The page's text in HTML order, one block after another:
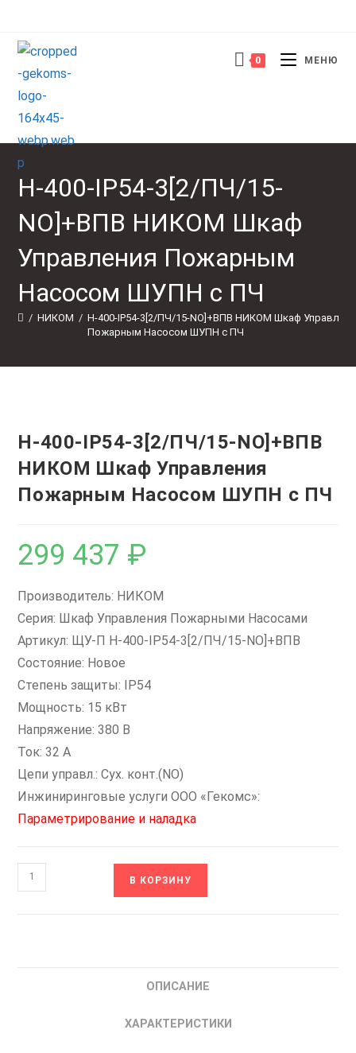
содержимому
0 МЕНЮ
Н-400-IP54-3[2/ПЧ/15-
NO]+ВПВ НИКОМ Шкаф
Управления Пожарным
Насосом ШУПН с ПЧ
/ НИКОМ / Н-400-IP54-3[2/ПЧ/15-NO]+ВПВ НИКОМ Шкаф
Пожарным Насосом ШУПН с ПЧ
Н-400-IP54-3[2/ПЧ/15-NO]+ВПВ
НИКОМ Шкаф Управления
Пожарным Насосом ШУПН с ПЧ
299 437 ₽
Производитель: НИКОМ
Серия: Шкаф Управления Пожарными Насосами
Артикул: ЩУ-П Н-400-IP54-3[2/ПЧ/15-NO]+ВПВ
Состояние: Новое
Степень защиты: IP54
Мощность: 15 кВт
Напряжение: 380 В
Ток: 32 А
Цепи управл.: Сух. конт.(NO)
Инжиниринговые услуги ООО «Гекомс»:
Параметрирование и наладка
Количество
товара
В КОРЗИНУ
ОПИСАНИЕ
ХАРАКТЕРИСТИКИ